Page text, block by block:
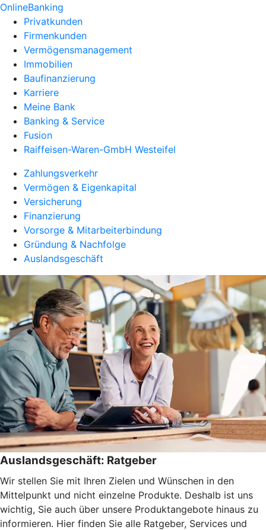
OnlineBanking
Privatkunden
Firmenkunden
Vermögensmanagement
Immobilien
Baufinanzierung
Karriere
Meine Bank
Banking & Service
Fusion
Raiffeisen-Waren-GmbH Westeifel
Zahlungsverkehr
Vermögen & Eigenkapital
Versicherung
Finanzierung
Vorsorge & Mitarbeiterbindung
Gründung & Nachfolge
Auslandsgeschäft
Auslandsgeschäft: Ratgeber
Wir stellen Sie mit Ihren Zielen und Wünschen in den
Mittelpunkt und nicht einzelne Produkte. Deshalb ist uns
wichtig, Sie auch über unsere Produktangebote hinaus zu
informieren. Hier finden Sie alle Ratgeber, Services und